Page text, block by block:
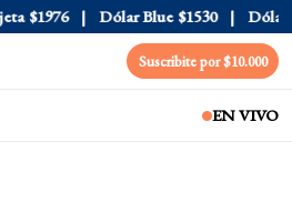
$1976 Dólar Blue $1530 Dólar
Suscribite por $10.000
EN VIVO